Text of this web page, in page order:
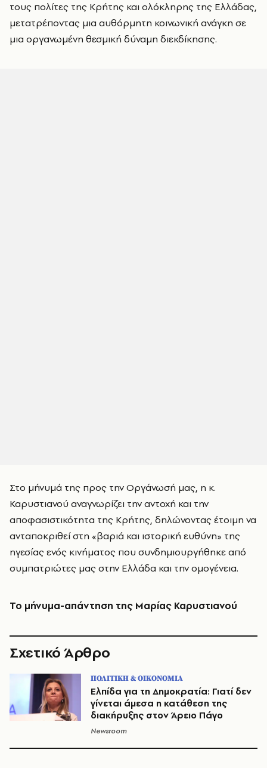
τους πολίτες της Κρήτης και ολόκληρης της Ελλάδας,
μετατρέποντας μια αυθόρμητη κοινωνική ανάγκη σε
μια οργανωμένη θεσμική δύναμη διεκδίκησης.
Στο μήνυμά της προς την Οργάνωσή μας, η κ.
Καρυστιανού αναγνωρίζει την αντοχή και την
αποφασιστικότητα της Κρήτης, δηλώνοντας έτοιμη να
ανταποκριθεί στη «βαριά και ιστορική ευθύνη» της
ηγεσίας ενός κινήματος που συνδημιουργήθηκε από
συμπατριώτες μας στην Ελλάδα και την ομογένεια.
Το μήνυμα-απάντηση της Μαρίας Καρυστιανού
Σχετικό Άρθρο
ΠΟΛΙΤΙΚΗ & ΟΙΚΟΝΟΜΙΑ
Ελπίδα για τη Δημοκρατία: Γιατί δεν
γίνεται άμεσα η κατάθεση της
διακήρυξης στον Άρειο Πάγο
Newsroom